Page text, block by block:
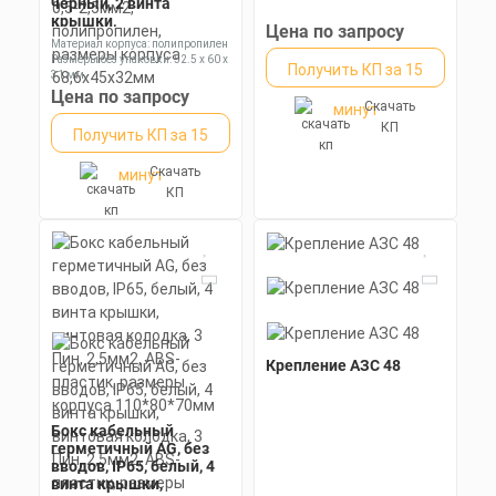
черный, 2 винта
крышки,
самозажимная
колодка P02, 3 Пин,
PG9, 0,5-2,5мм2,
полипропилен,
размеры корпуса
68,6х45х32мм
Материал корпуса: полипропилен
Размеры без упаковки: 52.5 x 60 x
31 мм
Степень пылевлагозащиты: IP66
Цена по запросу
Получить КП за 15
минутСкачать
КП
Цена по запросу
Получить КП за 15
минутСкачать
КП
Бокс кабельный
герметичный AG, без
вводов, IP65, белый, 4
винта крышки,
Крепление АЗС 48